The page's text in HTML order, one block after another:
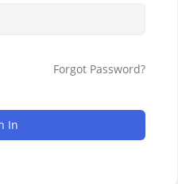
Forgot Password?
In